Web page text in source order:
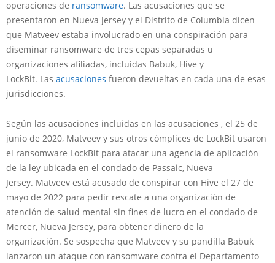
operaciones de ransomware. Las acusaciones que se
presentaron en Nueva Jersey y el Distrito de Columbia dicen
que Matveev estaba involucrado en una conspiración para
diseminar ransomware de tres cepas separadas u
organizaciones afiliadas, incluidas Babuk, Hive y
LockBit. Las acusaciones fueron devueltas en cada una de esas
jurisdicciones.
Según las acusaciones incluidas en las acusaciones , el 25 de
junio de 2020, Matveev y sus otros cómplices de LockBit usaron
el ransomware LockBit para atacar una agencia de aplicación
de la ley ubicada en el condado de Passaic, Nueva
Jersey. Matveev está acusado de conspirar con Hive el 27 de
mayo de 2022 para pedir rescate a una organización de
atención de salud mental sin fines de lucro en el condado de
Mercer, Nueva Jersey, para obtener dinero de la
organización. Se sospecha que Matveev y su pandilla Babuk
lanzaron un ataque con ransomware contra el Departamento